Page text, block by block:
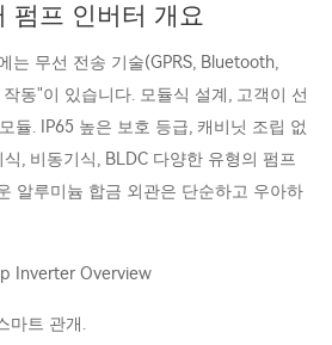
펌프 인버터 개요
는 무선 전송 기술(GPRS, Bluetooth,
동"이 있습니다. 모듈식 설계, 고객이 선
듈. IP65 높은 보호 등급, 캐비닛 조립 없
, 비동기식, BLDC 다양한 유형의 펌프
알루미늄 합금 외관은 단순하고 우아하
마트 관개.